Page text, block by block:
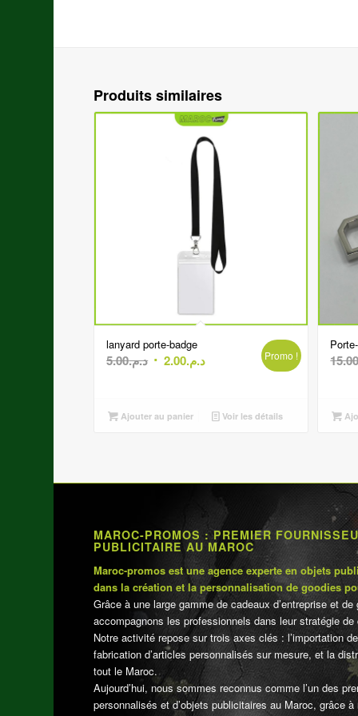
Produits similaires
lanyard porte-badge
د.م.5.00
Le
était :
د.م.2.00
Le
est :
Promo !
Ajouter au panier Voir les détails
MAROC-PROMOS : PREMIER
PUBLICITAIRE AU MAROC
Maroc-promos est une agence experte en objets
dans la création et la personnalisation de goodies
Grâce à une large gamme de cadeaux d’entreprise et
accompagnons les professionnels dans leur stratégie de
Notre activité repose sur trois axes clés : l’importation
fabrication d’articles personnalisés sur mesure, et la
tout le Maroc.
Aujourd’hui, nous sommes reconnus comme l’un des
personnalisés et d’objets publicitaires au Maroc, grâce